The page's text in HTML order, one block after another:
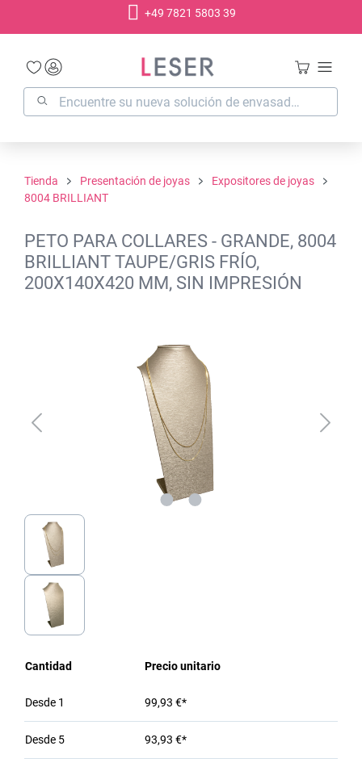
+49 7821 5803 39
Tienda Presentación de joyas
Expositores de joyas
8004 BRILLIANT
PETO PARA COLLARES - GRANDE, 8004
BRILLIANT TAUPE/GRIS FRÍO,
200X140X420 MM, SIN IMPRESIÓN
Cantidad Precio unitario
Desde 1 99,93 €*
Desde 5 93,93 €*